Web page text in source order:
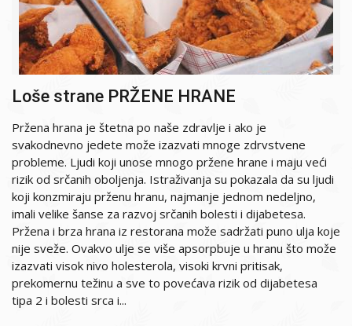
Loše strane PRŽENE HRANE
Pržena hrana je štetna po naše zdravlje i ako je
svakodnevno jedete može izazvati mnoge zdrvstvene
probleme. Ljudi koji unose mnogo pržene hrane i maju veći
rizik od srčanih oboljenja. Istraživanja su pokazala da su ljudi
koji konzmiraju prženu hranu, najmanje jednom nedeljno,
imali velike šanse za razvoj srčanih bolesti i dijabetesa.
Pržena i brza hrana iz restorana može sadržati puno ulja koje
nije sveže. Ovakvo ulje se više apsorpbuje u hranu što može
izazvati visok nivo holesterola, visoki krvni pritisak,
prekomernu težinu a sve to povećava rizik od dijabetesa
tipa 2 i bolesti srca i...